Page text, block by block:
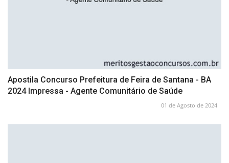
Apostila Concurso Prefeitura de Feira de Santana - BA
2024 Impressa - Agente Comunitário de Saúde
01 de Agosto de 2024